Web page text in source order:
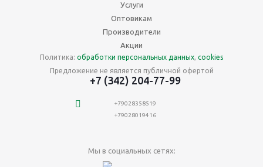
Услуги
Оптовикам
Производители
Акции
Политика: обработки персональных данных, cookies
Предложение не является публичной офертой
+7 (342) 204-77-99
+79028358519
+79028019416
Мы в социальных сетях: